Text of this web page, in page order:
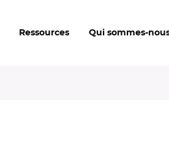
Ressources Qui sommes-